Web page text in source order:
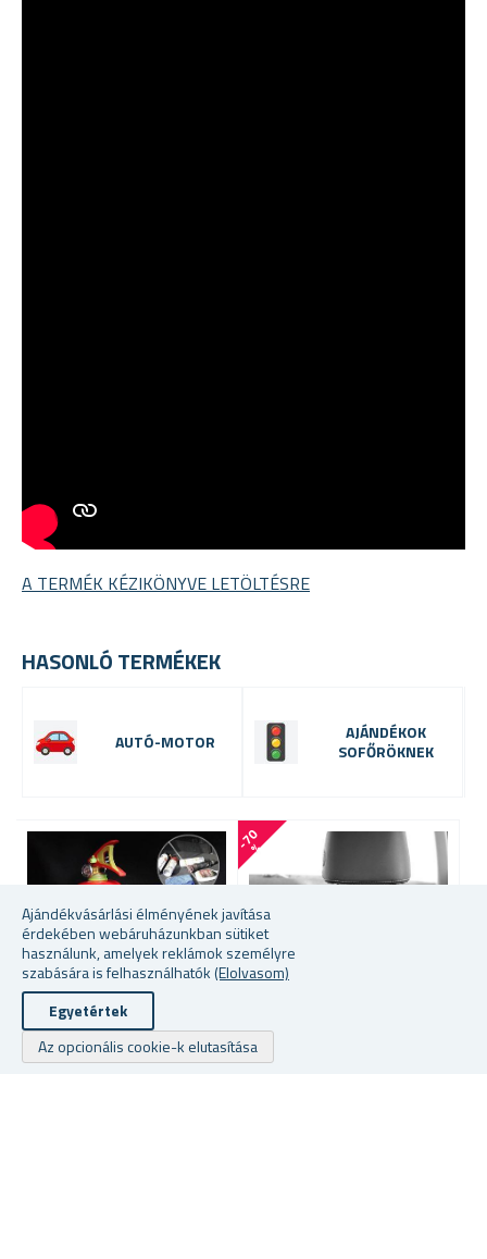
Ajándékvásárlási élményének javítása
érdekében webáruházunkban sütiket
használunk, amelyek reklámok személyre
szabására is felhasználhatók (Elolvasom)
Egyetértek
Az opcionális cookie-k elutasítása
A TERMÉK KÉZIKÖNYVE LETÖLTÉSRE
HASONLÓ TERMÉKEK
AUTÓ-MOTOR
AJÁNDÉKOK
SOFŐRÖKNEK
-
7
0
%